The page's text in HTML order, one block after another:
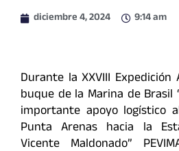
diciembre 4, 2024 9:14 am
Durante la XXVIII
buque de la Marina de Brasil
importante apoyo logístico
Punta Arenas hacia la
Vicente Maldonado”